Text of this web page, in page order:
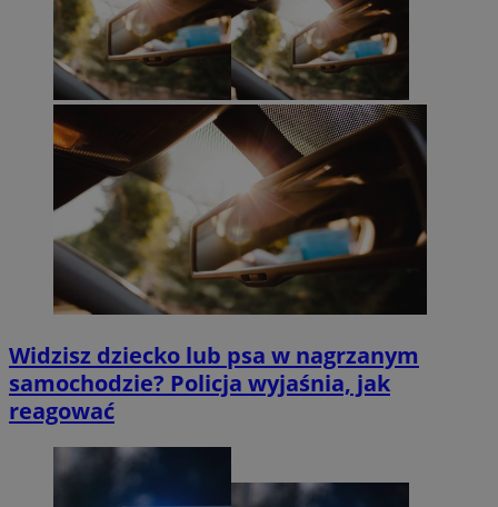
Widzisz dziecko lub psa w nagrzanym
samochodzie? Policja wyjaśnia, jak
reagować